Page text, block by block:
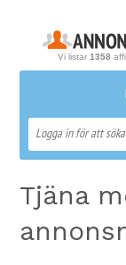
Vi listar1358
Tjäna